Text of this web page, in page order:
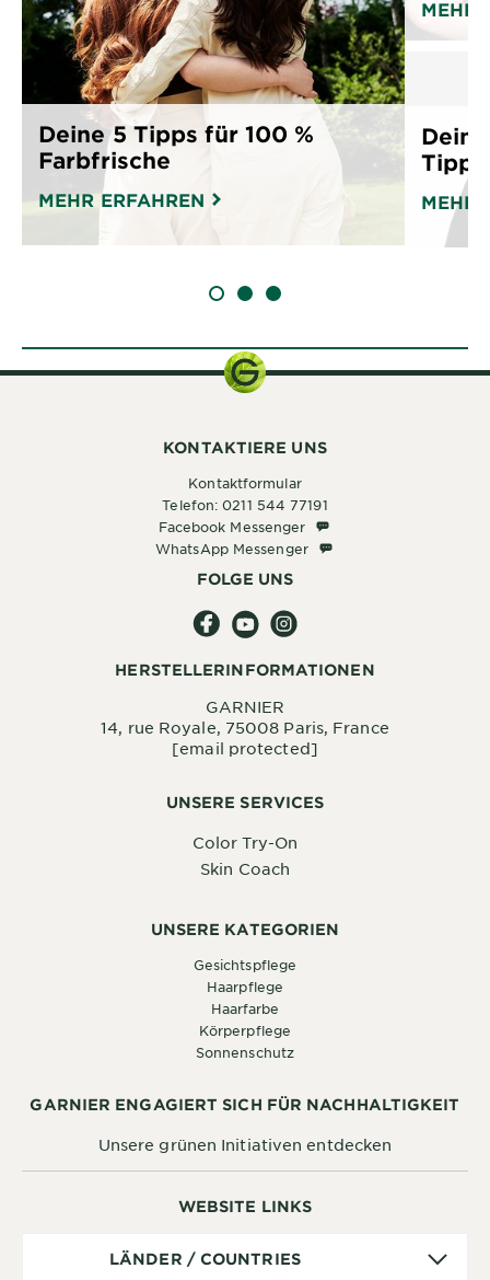
Deine 5 Tipps für 100 %
Farbfrische
MEHR ERFAHREN
MEHR
Dein
MEHR
SLIDE 1
SLIDE 2SLIDE 3
WEBSITE LINKS
LÄNDER / COUNTRIES
UNSERE SERVICES
Color Try-On
Skin Coach
UNSERE KATEGORIEN
Gesichtspflege
Haarpflege
Haarfarbe
Körperpflege
Sonnenschutz
GARNIER ENGAGIERT SICH FÜR NACHHALTIGKEIT
Unsere grünen Initiativen entdecken
KONTAKTIERE UNS
Kontaktformular
Telefon: 0211 544 77191
Facebook Messenger Facebook Messenger
WhatsApp MessengerWhatsApp Messenger
FOLGE UNS
HERSTELLERINFORMATIONEN
GARNIER
14, rue Royale, 75008 Paris, France
[email protected]